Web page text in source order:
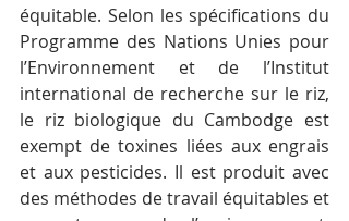
équitable. Selon les spécifications du
Programme des Nations Unies pour
l’Environnement et de l’Institut
international de recherche sur le riz,
le riz biologique du Cambodge est
exempt de toxines liées aux engrais
et aux pesticides. Il est produit avec
des méthodes de travail équitables et